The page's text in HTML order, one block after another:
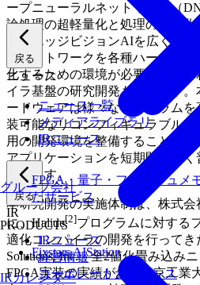
戻る
ニュース
ニュース一覧
メディアライブラリ
IRニュース
戻る
IR
IRニュース
経営情報
コーポレートガバナンス
グループ会社
FPGA・量子・フラッシュメ
たサービス
PRODUCTS
Fixstars AIStation
IRカレンダー
ープニューラルネットワーク（
論処理の超軽量化と処理の高速化
た、エッジビジョンAIを広く普
たネットワークを各種ハードウ
化するための環境が必要です。
イラ基盤の研究開発も行います
ードウェアは様々なプログラム
装可能なリコンフィギュラブル
用の開発環境を整備することで
アプリケーションを短期間で広
ています。
本研究開発の実施体制は、株式
に、Halide[2]プログラムに対する
適化コンパイラの開発を行ってき
Solutions, Inc.、全2値化畳み込み
FPGA実装の実績がある東京工業